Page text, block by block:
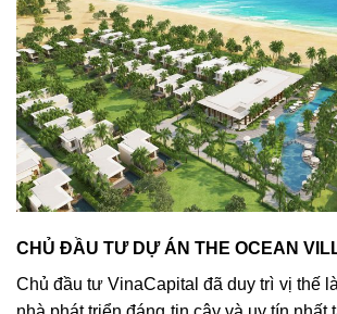
CHỦ ĐẦU TƯ DỰ ÁN THE OCEAN
Chủ đầu tư VinaCapital đã duy trì vị thế